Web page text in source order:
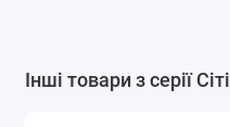
Інші товари з серії Сіті